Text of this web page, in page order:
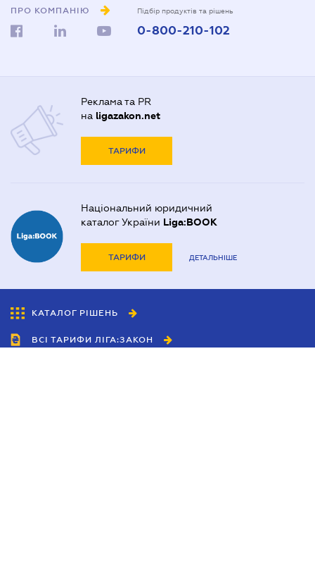
ПРО КОМПАНІЮ Підбір продуктів та рішень
0-800-210-102
Реклама та PR
на ligazakon.net
ТАРИФИ
Національний юридичний
каталог України Liga:BOOK
ТАРИФИ ДЕТАЛЬНІШЕ
КАТАЛОГ РІШЕНЬ
ВСІ ТАРИФИ ЛІГА:ЗАКОН